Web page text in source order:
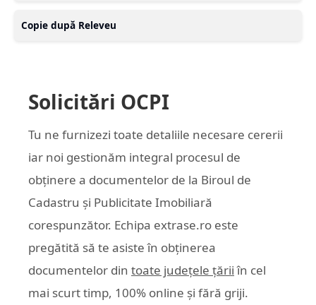
Copie după Releveu
Solicitări OCPI
Tu ne furnizezi toate detaliile necesare cererii
iar noi gestionăm integral procesul de
obținere a documentelor de la Biroul de
Cadastru și Publicitate Imobiliară
corespunzător. Echipa extrase.ro este
pregătită să te asiste în obținerea
documentelor din toate județele țării în cel
mai scurt timp, 100% online și fără griji.